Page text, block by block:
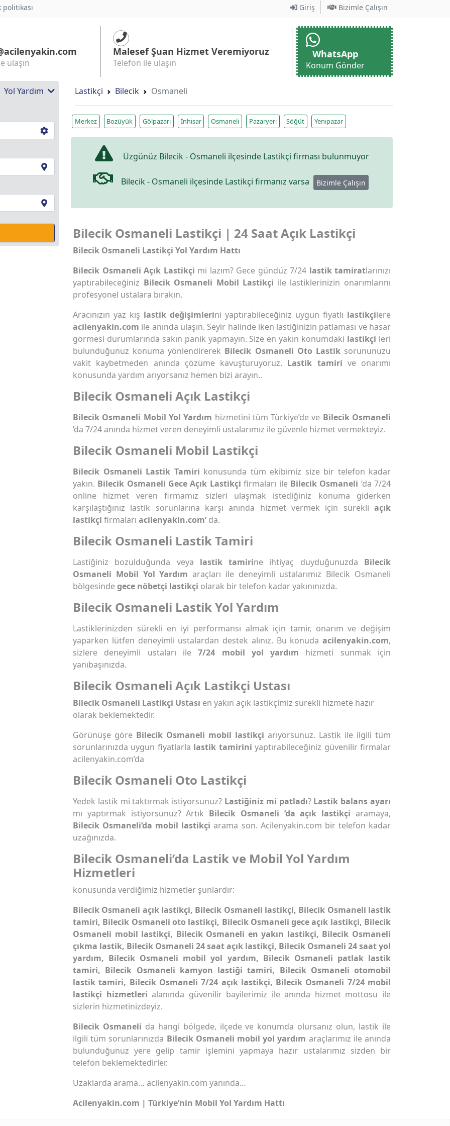
Giriş Bizimle Çalışın
ulaşın
Malesef Şuan Hizmet Veremiyoruz
Telefon ile ulaşın
WhatsApp
Konum Gönder
Yardım Lastikçi Bilecik Osmaneli
Merkez Bozüyük Gölpazarı İnhisar Osmaneli Pazaryeri Söğüt Yenipazar
Üzgünüz Bilecik - Osmaneli ilçesinde Lastikçi firması bulunmuyor
Bilecik - Osmaneli ilçesinde Lastikçi firmanız varsa Bizimle Çalışın
Bilecik Osmaneli Lastikçi | 24 Saat Açık Lastikçi
Bilecik Osmaneli Lastikçi Yol Yardım Hattı
Bilecik Osmaneli Açık Lastikçi mi lazım? Gece gündüz 7/24 lastik tamiratlarınızı
yaptırabileceğiniz Bilecik Osmaneli Mobil Lastikçi ile lastiklerinizin onarımlarını
profesyonel ustalara bırakın.
Aracınızın yaz kış lastik değişimlerini yaptırabileceğiniz uygun fiyatlı lastikçilere
acilenyakin.com ile anında ulaşın. Seyir halinde iken lastiğinizin patlaması ve hasar
görmesi durumlarında sakın panik yapmayın. Size en yakın konumdaki lastikçi leri
bulunduğunuz konuma yönlendirerek Bilecik Osmaneli Oto Lastiksorununuzu
vakit kaybetmeden anında çözüme kavuşturuyoruz. Lastik tamiri ve onarımı
konusunda yardım arıyorsanız hemen bizi arayın..
Bilecik Osmaneli Açık Lastikçi
Bilecik Osmaneli Mobil Yol Yardım hizmetini tüm Türkiye’de ve Bilecik Osmaneli
’da 7/24 anında hizmet veren deneyimli ustalarımız ile güvenle hizmet vermekteyiz.
Bilecik Osmaneli Mobil Lastikçi
Bilecik Osmaneli Lastik Tamiri konusunda tüm ekibimiz size bir telefon kadar
yakın. Bilecik Osmaneli Gece Açık Lastikçi firmaları ile Bilecik Osmaneli ’da 7/24
online hizmet veren firmamız sizleri ulaşmak istediğiniz konuma giderken
karşılaştığınız lastik sorunlarına karşı anında hizmet vermek için sürekli açık
lastikçi firmaları acilenyakin.com’ da.
Bilecik Osmaneli Lastik Tamiri
Lastiğiniz bozulduğunda veya lastik tamirine ihtiyaç duyduğunuzda Bilecik
Osmaneli Mobil Yol Yardımaraçları ile deneyimli ustalarımız Bilecik Osmaneli
bölgesindegece nöbetçi lastikçi olarak bir telefon kadar yakınınızda.
Bilecik Osmaneli Lastik Yol Yardım
Lastiklerinizden sürekli en iyi performansı almak için tamir, onarım ve değişim
yaparken lütfen deneyimli ustalardan destek alınız. Bu konuda acilenyakin.com,
sizlere deneyimli ustaları ile7/24 mobil yol yardım hizmeti sunmak için
yanıbaşınızda.
Bilecik Osmaneli Açık Lastikçi Ustası
Bilecik Osmaneli Lastikçi Ustası en yakın açık lastikçimiz sürekli hizmete hazır
olarak beklemektedir.
Görünüşe göre Bilecik Osmaneli mobil lastikçi arıyorsunuz. Lastik ile ilgili tüm
sorunlarınızda uygun fiyatlarla lastik tamirini yaptırabileceğiniz güvenilir firmalar
acilenyakin.com’da
Bilecik Osmaneli Oto Lastikçi
Yedek lastik mi taktırmak istiyorsunuz? Lastiğiniz mi patladı? Lastik balans ayarı
mı yaptırmak istiyorsunuz? Artık Bilecik Osmaneli ’da açık lastikçiaramaya,
Bilecik Osmaneli’da mobil lastikçi arama son. Acilenyakin.com bir telefon kadar
uzağınızda.
Bilecik Osmaneli’da Lastik ve Mobil Yol Yardım
Hizmetleri
konusunda verdiğimiz hizmetler şunlardır:
Bilecik Osmaneli açık lastikçi, Bilecik Osmaneli lastikçi, Bilecik Osmaneli lastik
tamiri, Bilecik Osmaneli oto lastikçi, Bilecik Osmaneli gece açık lastikçi, Bilecik
Osmaneli mobil lastikçi, Bilecik Osmaneli en yakın lastikçi, Bilecik Osmaneli
çıkma lastik, Bilecik Osmaneli 24 saat açık lastikçi, Bilecik Osmaneli 24 saat yol
yardım, Bilecik Osmaneli mobil yol yardım, Bilecik Osmaneli patlak lastik
tamiri, Bilecik Osmaneli kamyon lastiği tamiri, Bilecik Osmaneli otomobil
lastik tamiri, Bilecik Osmaneli 7/24 açık lastikçi, Bilecik Osmaneli 7/24 mobil
lastikçi hizmetlerialanında güvenilir bayilerimiz ile anında hizmet mottosu ile
sizlerin hizmetinizdeyiz.
Bilecik Osmaneli da hangi bölgede, ilçede ve konumda olursanız olun, lastik ile
ilgili tüm sorunlarınızda Bilecik Osmaneli mobil yol yardım araçlarımız ile anında
bulunduğunuz yere gelip tamir işlemini yapmaya hazır ustalarımız sizden bir
telefon beklemektedirler.
Uzaklarda arama… acilenyakin.com yanında…
Acilenyakin.com | Türkiye’nin Mobil Yol Yardım Hattı